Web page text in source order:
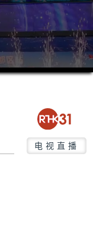
电视直播